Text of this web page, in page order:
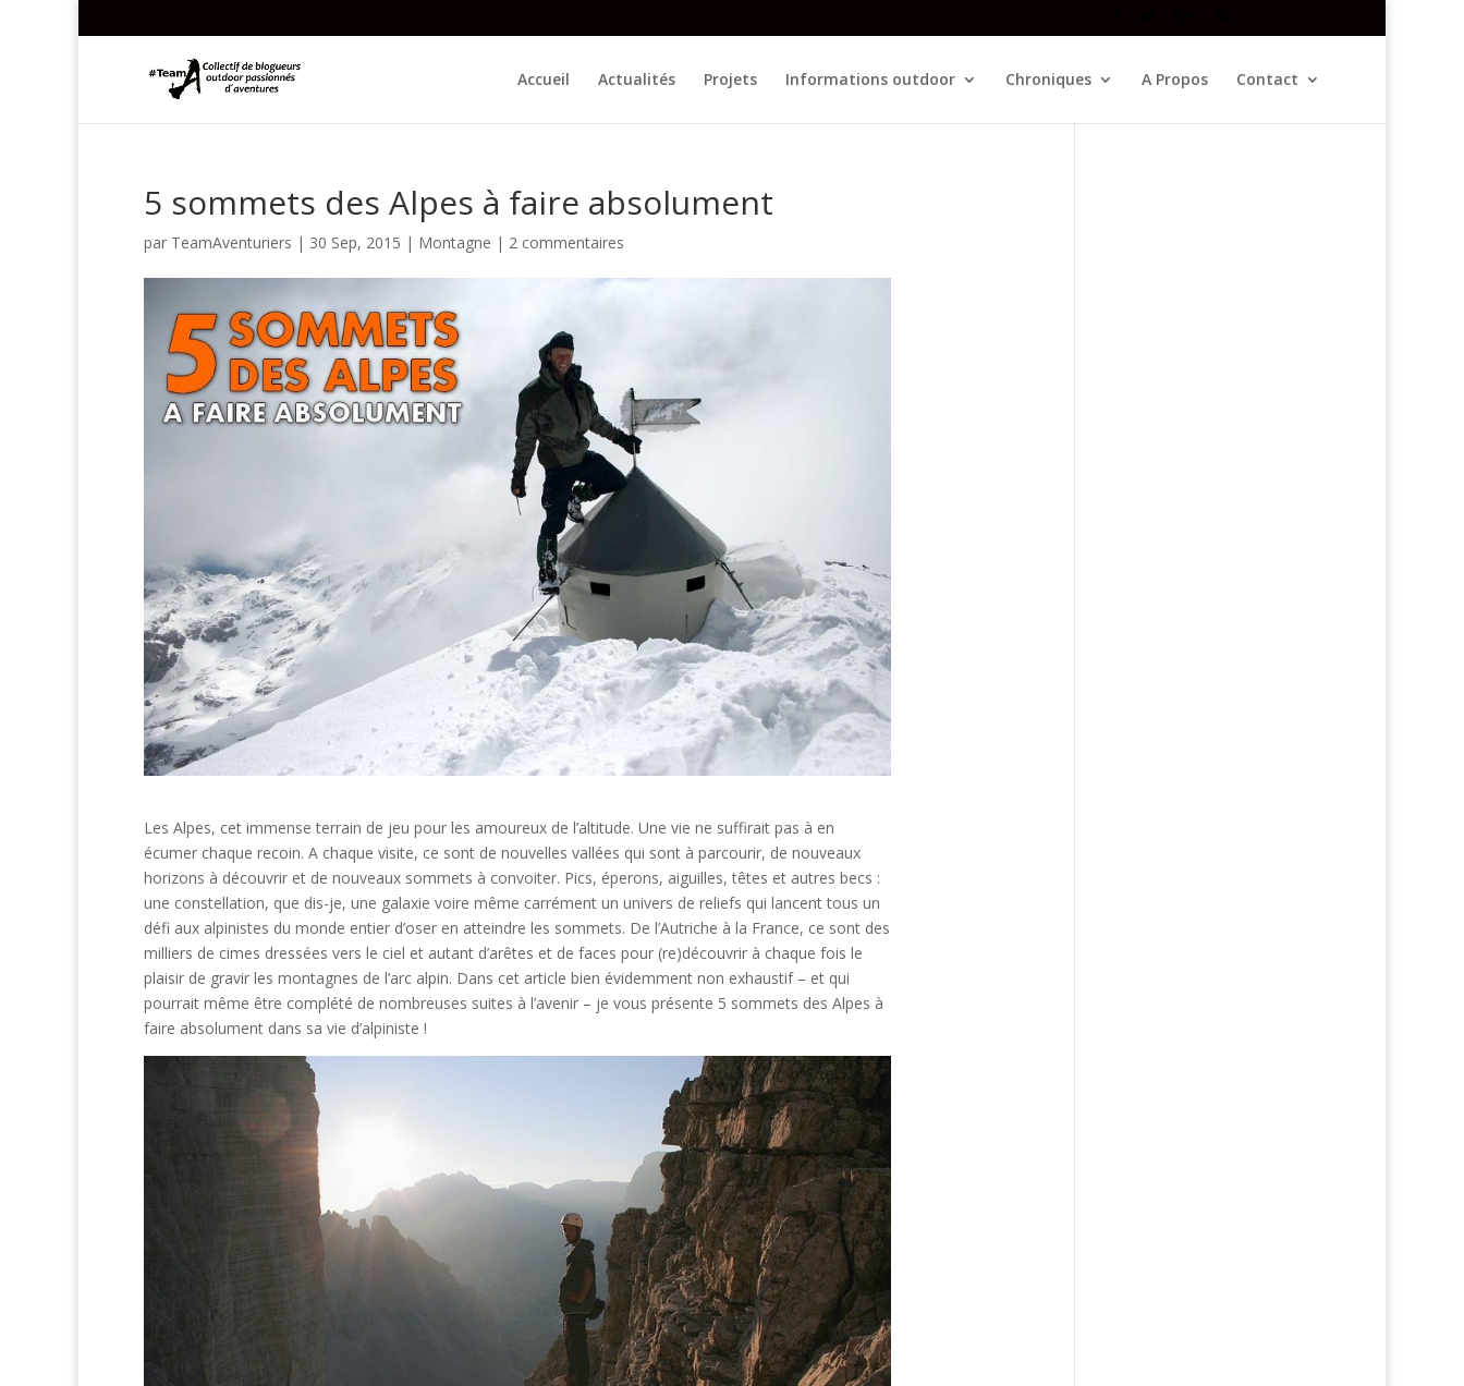
Accueil Actualités Projets Informations outdoor Chroniques A Propos Contact
5 sommets des Alpes à faire absolument
par TeamAventuriers | 30 Sep, 2015 | Montagne | 2 commentaires
Les Alpes, cet immense terrain de jeu pour les amoureux de l’altitude. Une vie ne suffirait pas à en
écumer chaque recoin. A chaque visite, ce sont de nouvelles vallées qui sont à parcourir, de nouveaux
horizons à découvrir et de nouveaux sommets à convoiter. Pics, éperons, aiguilles, têtes et autres becs :
une constellation, que dis-je, une galaxie voire même carrément un univers de reliefs qui lancent tous un
défi aux alpinistes du monde entier d’oser en atteindre les sommets. De l’Autriche à la France, ce sont des
milliers de cimes dressées vers le ciel et autant d’arêtes et de faces pour (re)découvrir à chaque fois le
plaisir de gravir les montagnes de l’arc alpin. Dans cet article bien évidemment non exhaustif – et qui
pourrait même être complété de nombreuses suites à l’avenir – je vous présente 5 sommets des Alpes à
faire absolument dans sa vie d’alpiniste !